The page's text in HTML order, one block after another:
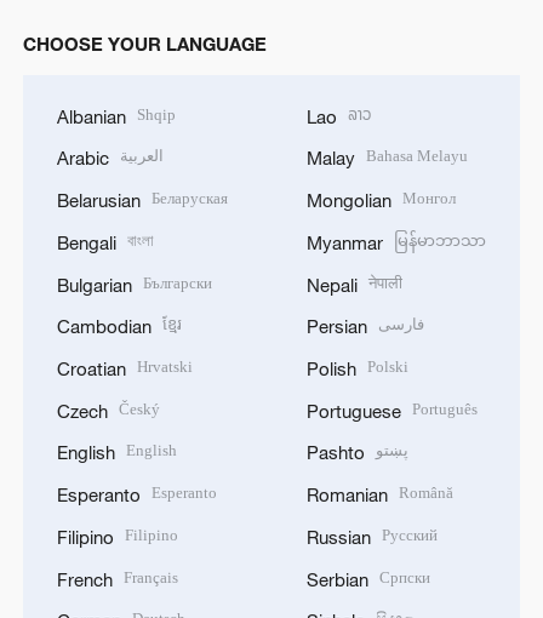
CHOOSE YOUR LANGUAGE
Albanian Shqip
Arabic العربية
Belarusian Беларуская
Bengali বাংলা
Bulgarian Български
Cambodian ខ្មែរ
Croatian Hrvatski
Czech Český
English English
Esperanto Esperanto
Filipino Filipino
French Français
Lao ລາວ
Malay Bahasa Melayu
Mongolian Монгол
Myanmar မြန်မာဘာသာ
Nepali नेपाली
Persian فارسی
Polish Polski
Portuguese Português
Pashto پښتو
Romanian Română
Russian Русский
Serbian Српски